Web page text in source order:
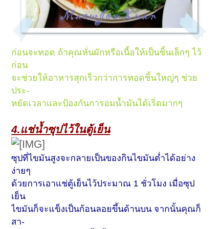
ก่อนจะทอด ถ้าคุณหั่นผักหรือเนื้อให้เป็นชิ้นเล็กๆ ไว้
ก่อน
จะช่วยให้อาหารสุกเร็วกว่าการทอดชิ้นใหญ่ๆ ช่วย
ประ-
หยัดเวลาและป้องกันการอมน้ำมันได้เริ่ดมากๆ
4.แช่น้ำซุปไว้ในตู้เย็น
ซุปที่ไขมันสูงจะกลายเป็นของกินไขมันต่ำได้อย่าง
ง่ายๆ
ด้วยการเอาแช่ตู้เย็นไว้ประมาณ 1 ชั่วโมง เมื่อซุป
เย็น
ไขมันก็จะแข็งเป็นก้อนลอยขึ้นด้านบน จากนั้นคุณก็
สา-